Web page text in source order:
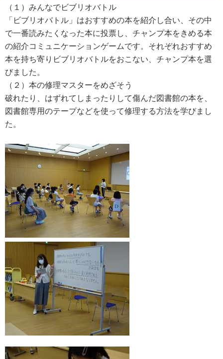
（１）みんなでビブリオバトル
「ビブリオバトル」はおすすめの本を紹介し合い、その中
で一番読みたくなった本に投票し、チャンプ本をきめる本
の紹介コミュニケーションゲームです。それぞれおすすめ
本を持ち寄りビブリオバトルをおこない、チャンプ本を選
びました。
（２）本の修理マスターをめざそう
破れたり、はずれてしまったりして傷んだ図書館の本を、
図書館専用のテープなどを使って修理する方法を学びまし
た。